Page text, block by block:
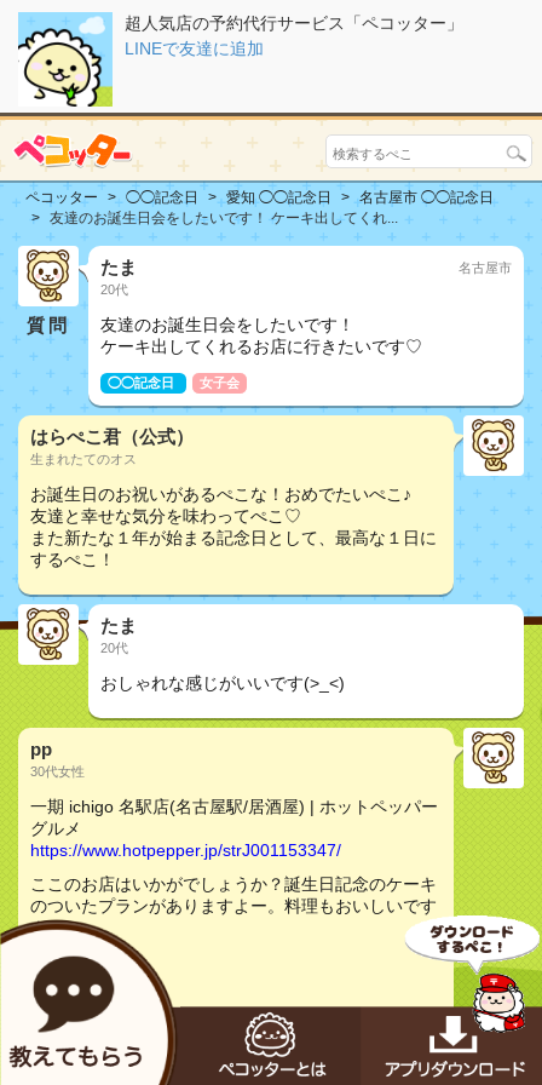
超人気店の予約代行サービス「ペコッター」
LINEで友達に追加
ペコッター ◯◯記念日 愛知 ◯◯記念日
名古屋市 ◯◯記念日
友達のお誕生日会をしたいです！ ケーキ出してくれ...
質問
たま
20代
名古屋市
友達のお誕生日会をしたいです！
ケーキ出してくれるお店に行きたいです♡
◯◯記念日 女子会
はらぺこ君（公式）
生まれたてのオス
お誕生日のお祝いがあるぺこな！おめでたいぺこ♪
友達と幸せな気分を味わってぺこ♡
また新たな１年が始まる記念日として、最高な１日に
するぺこ！
たま
20代
おしゃれな感じがいいです(>_<)
pp
30代女性
一期 ichigo 名駅店(名古屋駅/居酒屋) | ホットペッパー
グルメ
https://www.hotpepper.jp/strJ001153347/
ここのお店はいかがでしょうか？誕生日記念のケーキ
のついたプランがありますよー。料理もおいしいです
よー。